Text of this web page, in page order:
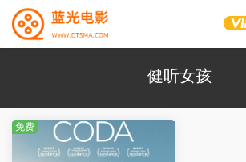
健听女孩
免费